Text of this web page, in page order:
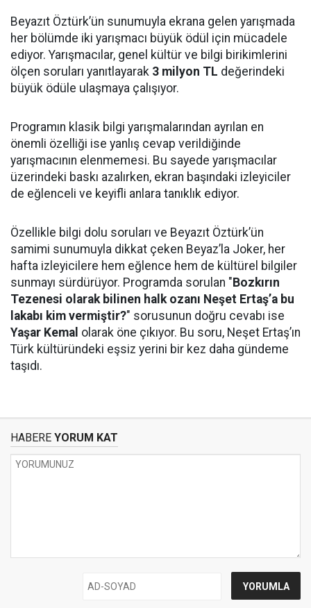
Beyazıt Öztürk’ün sunumuyla ekrana gelen yarışmada
her bölümde iki yarışmacı büyük ödül için mücadele
ediyor. Yarışmacılar, genel kültür ve bilgi birikimlerini
ölçen soruları yanıtlayarak 3 milyon TL değerindeki
büyük ödüle ulaşmaya çalışıyor.
Programın klasik bilgi yarışmalarından ayrılan en
önemli özelliği ise yanlış cevap verildiğinde
yarışmacının elenmemesi. Bu sayede yarışmacılar
üzerindeki baskı azalırken, ekran başındaki izleyiciler
de eğlenceli ve keyifli anlara tanıklık ediyor.
Özellikle bilgi dolu soruları ve Beyazıt Öztürk’ün
samimi sunumuyla dikkat çeken Beyaz’la Joker, her
hafta izleyicilere hem eğlence hem de kültürel bilgiler
sunmayı sürdürüyor. Programda sorulan " Bozkırın
Tezenesi olarak bilinen halk ozanı Neşet Ertaş’a bu
lakabı kim vermiştir?" sorusunun doğru cevabı ise
Yaşar Kemal olarak öne çıkıyor. Bu soru, Neşet Ertaş’ın
Türk kültüründeki eşsiz yerini bir kez daha gündeme
taşıdı.
HABERE YORUM KAT